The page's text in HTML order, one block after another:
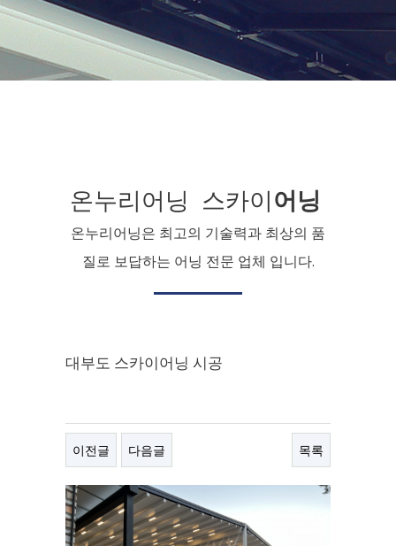
온누리어닝 스카이어닝
온누리어닝은 최고의 기술력과 최상의 품
질로 보답하는 어닝 전문 업체 입니다.
대부도 스카이어닝 시공
이전글 다음글 목록